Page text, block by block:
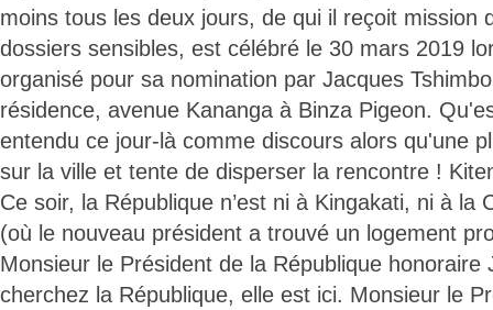
moins tous les deux jours, de qui il reçoit mission
dossiers sensibles, est célébré le 30 mars 2019
organisé pour sa nomination par Jacques
résidence, avenue Kananga à Binza Pigeon.
entendu ce jour-là comme discours alors qu'une
sur la ville et tente de disperser la rencontre !
Ce soir, la République n’est ni à Kingakati, ni à la
(où le nouveau président a trouvé un logement
Monsieur le Président de la République honoraire
cherchez la République, elle est ici. Monsieur le